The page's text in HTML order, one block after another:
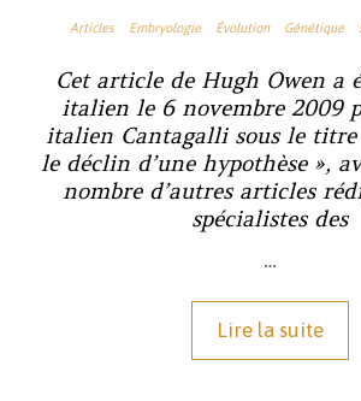
Articles Embryologie Évolution Génétique
Cet article de Hugh Owen a
italien le 6 novembre 2009
italien Cantagalli sous le
le déclin d’une hypothèse »,
nombre d’autres articles
spécialistes des
…
Lire la suite